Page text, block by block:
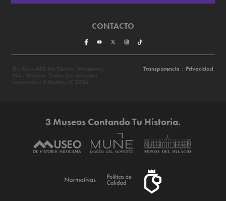
CONTACTO
Transparencia Privacidad
3 Museos Contando Tu Historia.